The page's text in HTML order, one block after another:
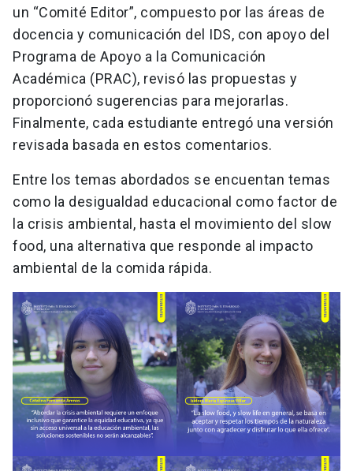
un “Comité Editor”, compuesto por las áreas de
docencia y comunicación del IDS, con apoyo del
Programa de Apoyo a la Comunicación
Académica (PRAC), revisó las propuestas y
proporcionó sugerencias para mejorarlas.
Finalmente, cada estudiante entregó una versión
revisada basada en estos comentarios.
Entre los temas abordados se encuentan temas
como la desigualdad educacional como factor de
la crisis ambiental, hasta el movimiento del slow
food, una alternativa que responde al impacto
ambiental de la comida rápida.